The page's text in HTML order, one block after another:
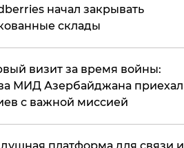
начал закрывать
склады
визит за время войны:
МИД Азербайджана приехал
с важной миссией